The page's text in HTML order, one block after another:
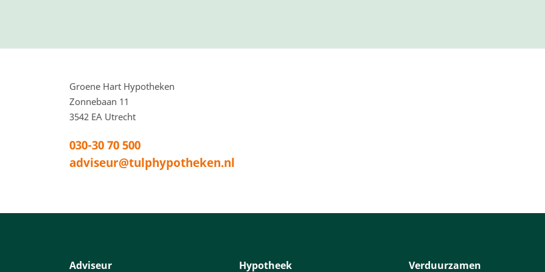
Groene Hart Hypotheken
Zonnebaan 11
3542 EA Utrecht
030-30 70 500
adviseur@tulphypotheken.nl
Adviseur Hypotheek Verduurzamen